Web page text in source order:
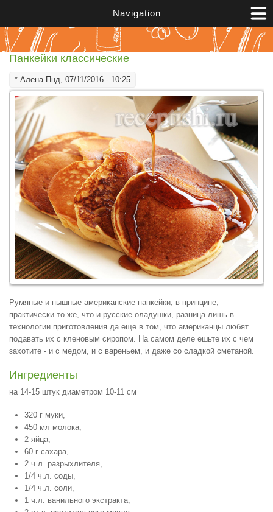
Navigation
Панкейки классические
* АленаПнд, 07/11/2016 - 10:25
Румяные и пышные американские панкейки, в принципе,
практически то же, что и русские оладушки, разница лишь в
технологии приготовления да еще в том, что американцы любят
подавать их с кленовым сиропом. На самом деле ешьте их с чем
захотите - и с медом, и с вареньем, и даже со сладкой сметаной.
Ингредиенты
на 14-15 штук диаметром 10-11 см
320 г муки,
450 мл молока,
2 яйца,
60 г сахара,
2 ч.л. разрыхлителя,
1/4 ч.л. соды,
1/4 ч.л. соли,
1 ч.л. ванильного экстракта,